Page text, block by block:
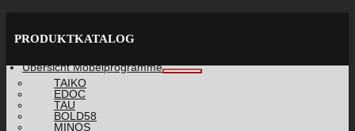
PRODUKTKATALOG
Übersicht Möbelprogramme
TAIKO
EDOC
TAU
BOLD58
MINOS